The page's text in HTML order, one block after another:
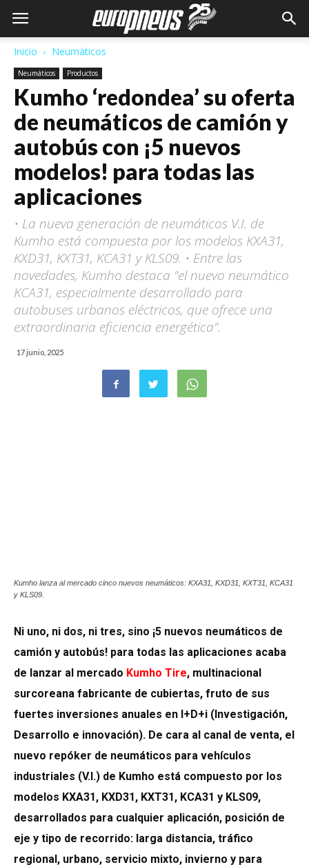
Inicio Neumáticos
Neumáticos Productos
Kumho ‘redondea’ su oferta
de neumáticos de camión y
autobús con ¡5 nuevos
modelos! para todas las
aplicaciones
• La nueva generación de neumáticos V.I. de
Kumho está compuesta por los modelos KXA31,
KXD31, KXT31, KCA31 y KLS09. • Entre las
novedades, Kumho destaca "el nuevo neumático
KCA31, especialmente desarrollado para
autobuses urbanos eléctricos, que ofrece una
extraordinaria eficiencia energética".
17 junio, 2025
Kumho lanza al mercado cinco nuevos neumáticos: KXA31, KXD31, KXT31, KCA31
y KLS09.
Ni uno, ni dos, ni tres, sino ¡5 nuevos neumáticos de
camión y autobús! para todas las aplicaciones acaba
de lanzar al mercado Kumho Tire, multinacional
surcoreana fabricante de cubiertas, fruto de sus
fuertes inversiones anuales en I+D+i (Investigación,
Desarrollo e innovación). De cara al canal de venta, el
nuevo repóker de neumáticos para vehículos
industriales (V.I.) de Kumho está compuesto por los
modelos KXA31, KXD31, KXT31, KCA31 y KLS09,
desarrollados para cualquier aplicación, posición de
eje y tipo de recorrido: larga distancia, tráfico
regional, urbano, servicio mixto, invierno y para